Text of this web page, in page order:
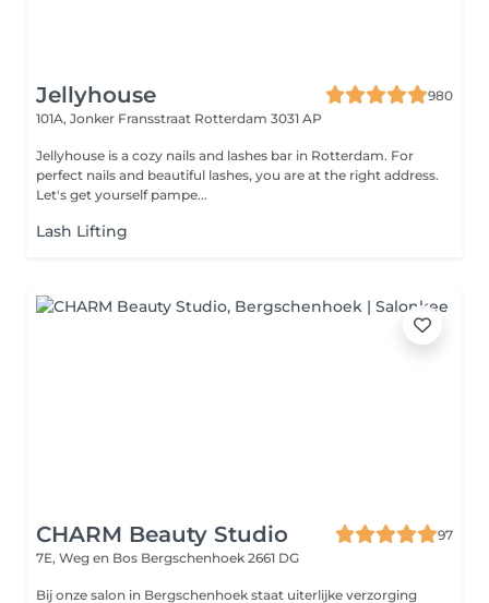
Jellyhouse
980
101A, Jonker Fransstraat Rotterdam 3031 AP
Jellyhouse is a cozy nails and lashes bar in Rotterdam. For
perfect nails and beautiful lashes, you are at the right address.
Let's get yourself pampe...
Lash Lifting
CHARM Beauty Studio
97
7E, Weg en Bos Bergschenhoek 2661 DG
Bij onze salon in Bergschenhoek staat uiterlijke verzorging